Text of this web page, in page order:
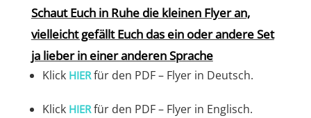
Schaut Euch in Ruhe die kleinen Flyer an,
vielleicht gefällt Euch das ein oder andere Set
ja lieber in einer anderen Sprache
Klick HIER für den PDF – Flyer in Deutsch.
Klick HIER für den PDF – Flyer in Englisch.